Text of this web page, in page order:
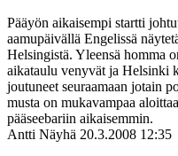
Pääyön aikaisempi startti
aamupäivällä Engelissä
Helsingistä. Yleensä homma
aikataulu venyvät ja Helsinki
joutuneet seuraamaan jotain
musta on mukavampaa
pääseebariin aikaisemmin.
Antti Näyhä 20.3.2008 12:35